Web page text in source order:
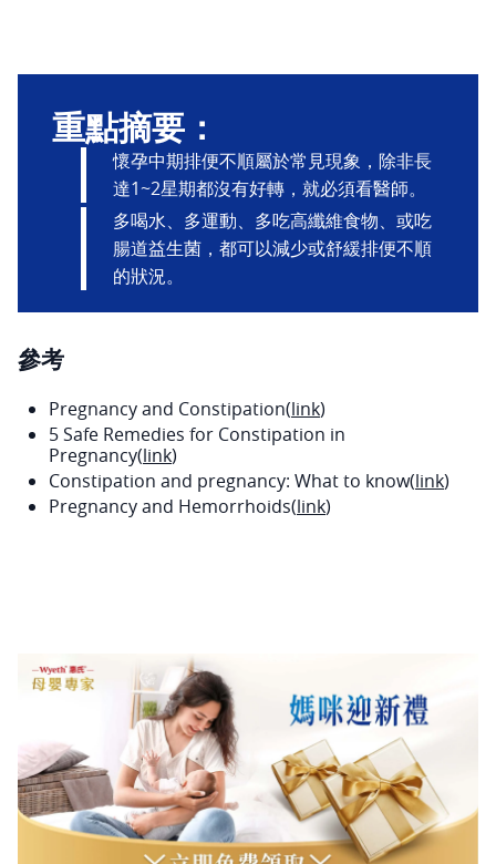
重點摘要：
懷孕中期排便不順屬於常見現象，除非長
達1~2星期都沒有好轉，就必須看醫師。
多喝水、多運動、多吃高纖維食物、或吃
腸道益生菌，都可以減少或舒緩排便不順
的狀況。
參考
Pregnancy and Constipation(link)
5 Safe Remedies for Constipation in
Pregnancy(link)
Constipation and pregnancy: What to know(link)
Pregnancy and Hemorrhoids(link)